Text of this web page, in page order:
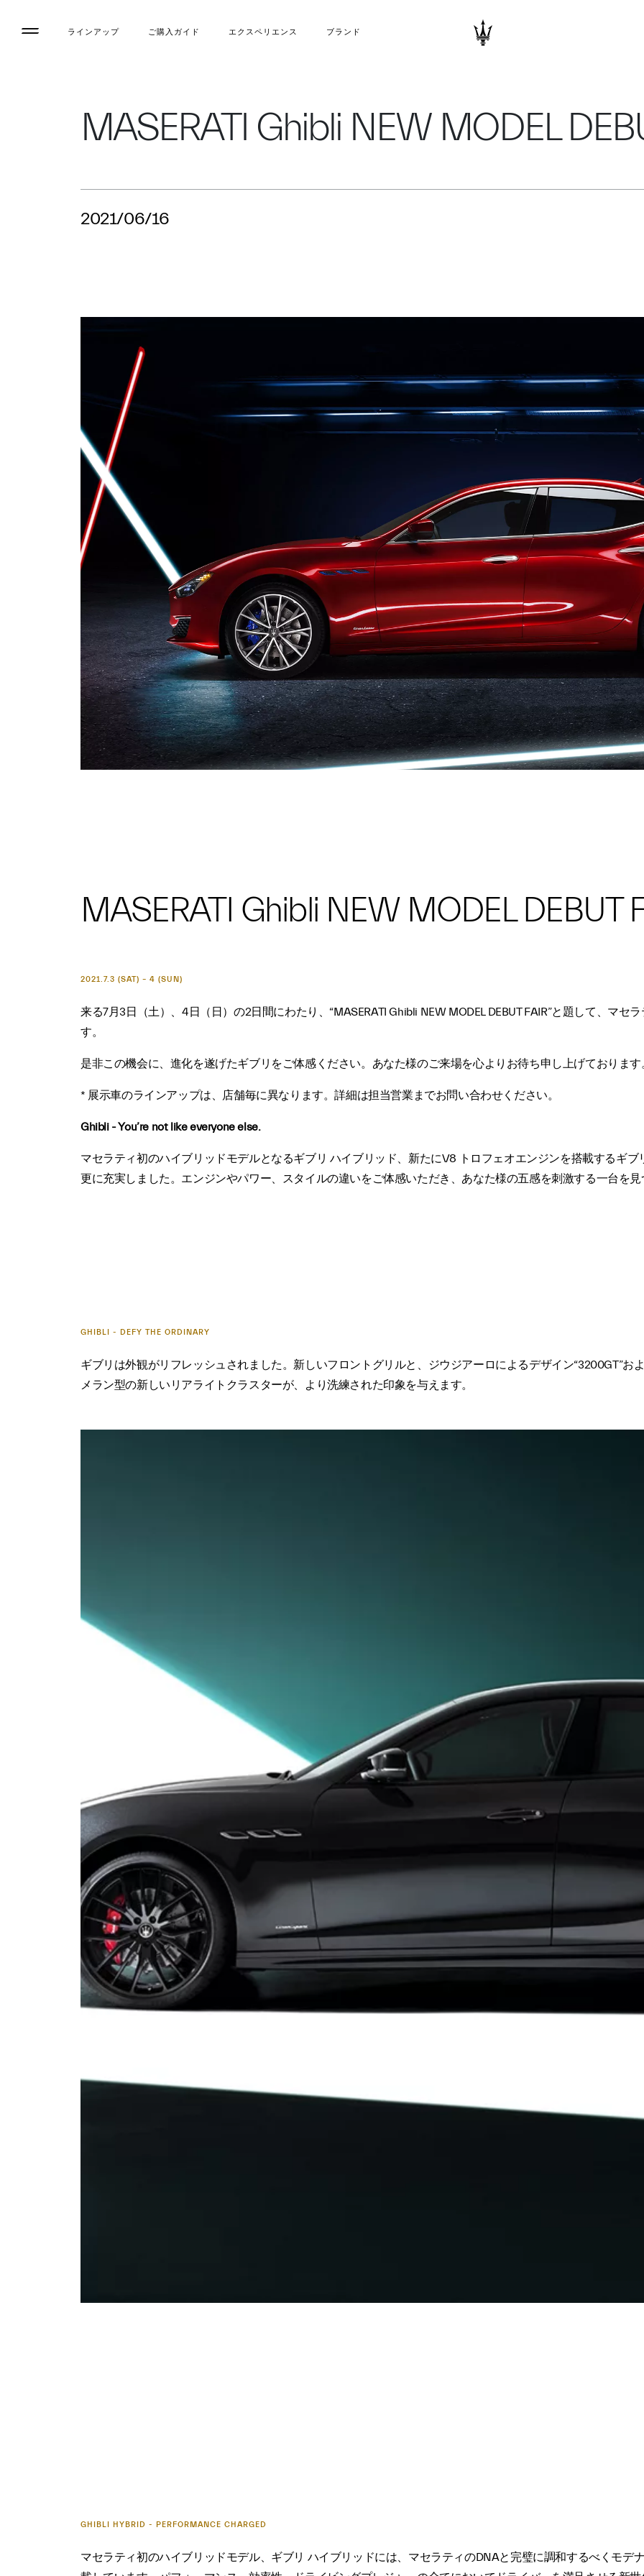
ラインアップ ご購入ガイド エクスペリエンス ブランド
MASERATI Ghibli NEW MODEL
2021/06/16
MASERATI Ghibli NEW MODEL DEBUT
2021.7.3 (SAT) – 4 (SUN)
来る7月3日（土）、4日（日）の2日間にわたり、“MASERATI Ghibli NEW MODEL DEBUT FAIR”と題して、マ
す。
是非この機会に、進化を遂げたギブリをご体感ください。あなた様のご来場を心よりお待ち申し上げております
* 展示車のラインアップは、店舗毎に異なります。詳細は担当営業までお問い合わせください。
Ghibli - You’re not like everyone else.
マセラティ初のハイブリッドモデルとなるギブリ ハイブリッド、新たにV8 トロフェオエンジンを搭載するギ
更に充実しました。エンジンやパワー、スタイルの違いをご体感いただき、あなた様の五感を刺激する一台を
GHIBLI - DEFY THE ORDINARY
ギブリは外観がリフレッシュされました。新しいフロントグリルと、ジウジアーロによるデザイン“3200GT”お
メラン型の新しいリアライトクラスターが、より洗練された印象を与えます。
GHIBLI HYBRID - PERFORMANCE CHARGED
マセラティ初のハイブリッドモデル、ギブリ ハイブリッドには、マセラティのDNAと完璧に調和するべくモデ